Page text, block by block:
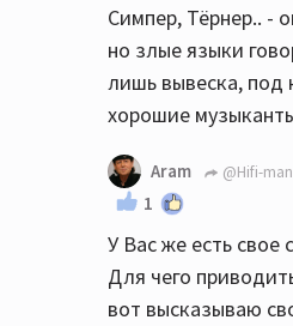
Симпер, Тёрнер.. -
но злые языки
лишь вывеска, под
хорошие
Aram @Hifi-man
1
У Вас же есть свое
Для чего
вот высказываю